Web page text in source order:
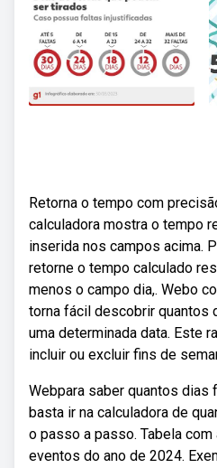
Retorna o tempo com
calculadora mostra o tempo
inserida nos campos acima.
retorne o tempo calculado
menos o campo dia,. Webo
torna fácil descobrir quantos
uma determinada data. Este
incluir ou excluir fins de
Webpara saber quantos dias
basta ir na calculadora de
o passo a passo. Tabela
eventos do ano de 2024.